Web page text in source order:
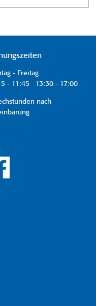
- Freitag
- 11:45 13:30 - 17:00
nach